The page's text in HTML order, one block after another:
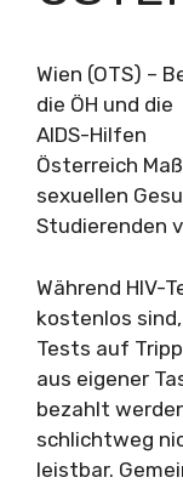
Wien (OTS) –
die ÖH und die
AIDS-Hilfen
Österreich
sexuellen
Studierenden
Während HIV-
kostenlos
Tests auf
aus eigener
bezahlt
schlichtweg
leistbar.